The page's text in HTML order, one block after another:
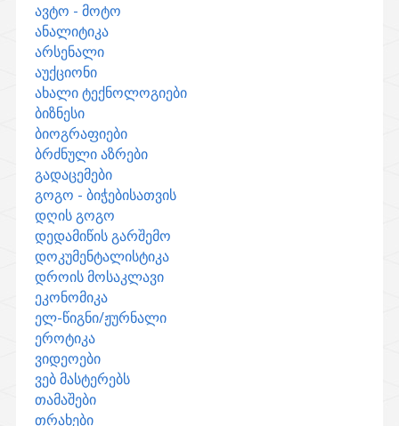
ავტო - მოტო
ანალიტიკა
არსენალი
აუქციონი
ახალი ტექნოლოგიები
ბიზნესი
ბიოგრაფიები
ბრძნული აზრები
გადაცემები
გოგო - ბიჭებისათვის
დღის გოგო
დედამიწის გარშემო
დოკუმენტალისტიკა
დროის მოსაკლავი
ეკონომიკა
ელ-წიგნი/ჟურნალი
ეროტიკა
ვიდეოები
ვებ მასტერებს
თამაშები
თრახები